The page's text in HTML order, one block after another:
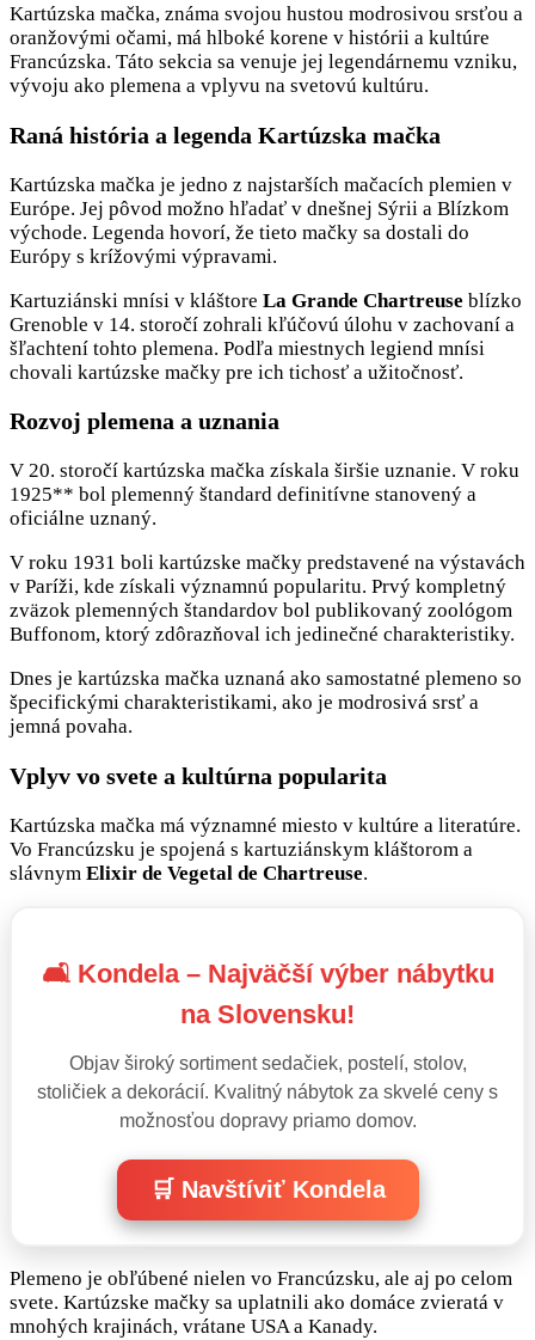
Kartúzska mačka, známa svojou hustou modrosivou srsťou a
oranžovými očami, má hlboké korene v histórii a kultúre
Francúzska. Táto sekcia sa venuje jej legendárnemu vzniku,
vývoju ako plemena a vplyvu na svetovú kultúru.
Raná história a legenda Kartúzska mačka
Kartúzska mačka je jedno z najstarších mačacích plemien v
Európe. Jej pôvod možno hľadať v dnešnej Sýrii a Blízkom
východe. Legenda hovorí, že tieto mačky sa dostali do
Európy s krížovými výpravami.
Kartuziánski mnísi v kláštore La Grande Chartreuse blízko
Grenoble v 14. storočí zohrali kľúčovú úlohu v zachovaní a
šľachtení tohto plemena. Podľa miestnych legiend mnísi
chovali kartúzske mačky pre ich tichosť a užitočnosť.
Rozvoj plemena a uznania
V 20. storočí kartúzska mačka získala širšie uznanie. V roku
1925** bol plemenný štandard definitívne stanovený a
oficiálne uznaný.
V roku 1931 boli kartúzske mačky predstavené na výstavách
v Paríži, kde získali významnú popularitu. Prvý kompletný
zväzok plemenných štandardov bol publikovaný zoológom
Buffonom, ktorý zdôrazňoval ich jedinečné charakteristiky.
Dnes je kartúzska mačka uznaná ako samostatné plemeno so
špecifickými charakteristikami, ako je modrosivá srsť a
jemná povaha.
Vplyv vo svete a kultúrna popularita
Kartúzska mačka má významné miesto v kultúre a literatúre.
Vo Francúzsku je spojená s kartuziánskym kláštorom a
slávnym Elixir de Vegetal de Chartreuse.
🛋️ Kondela – Najväčší výber nábytku
na Slovensku!
Objav široký sortiment sedačiek, postelí, stolov,
stoličiek a dekorácií. Kvalitný nábytok za skvelé ceny s
možnosťou dopravy priamo domov.
🛒 Navštíviť Kondela
Plemeno je obľúbené nielen vo Francúzsku, ale aj po celom
svete. Kartúzske mačky sa uplatnili ako domáce zvieratá v
mnohých krajinách, vrátane USA a Kanady.